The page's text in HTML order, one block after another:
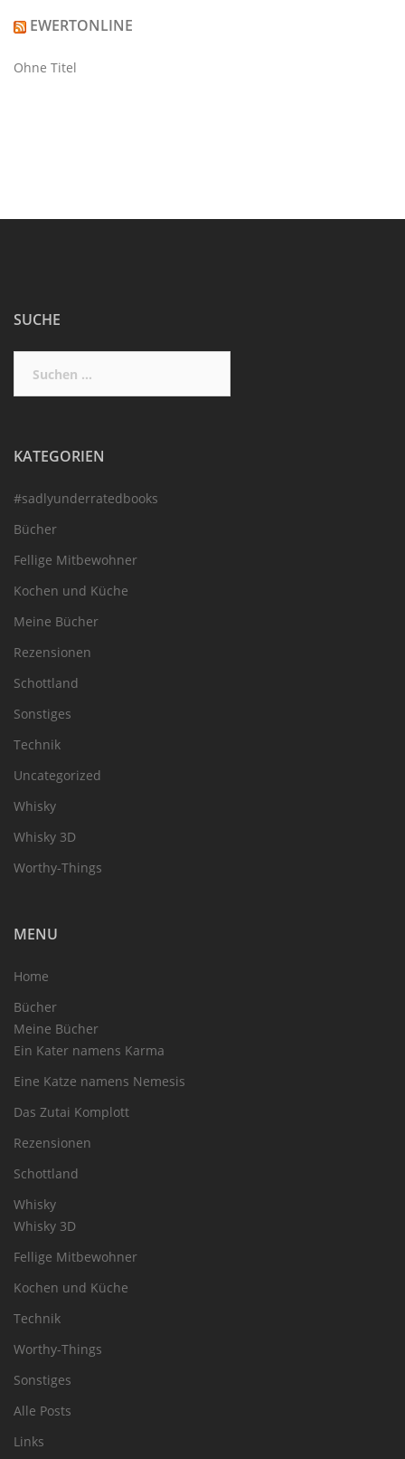
EWERTONLINE
Ohne Titel
SUCHE
nach:
KATEGORIEN
#sadlyunderratedbooks
Bücher
Fellige Mitbewohner
Kochen und Küche
Meine Bücher
Rezensionen
Schottland
Sonstiges
Technik
Uncategorized
Whisky
Whisky 3D
Worthy-Things
MENU
Home
Bücher
Meine Bücher
Ein Kater namens Karma
Eine Katze namens Nemesis
Das Zutai Komplott
Rezensionen
Schottland
Whisky
Whisky 3D
Fellige Mitbewohner
Kochen und Küche
Technik
Worthy-Things
Sonstiges
Alle Posts
Links